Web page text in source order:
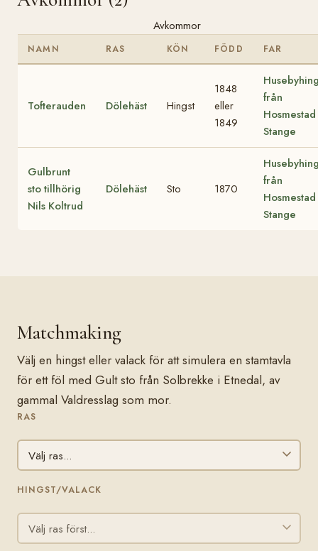
Avkommor
NAMN RAS KÖN FÖDD FAR
Tofterauden Dölehäst Hingst
1848
eller
1849
från
Stange
Gulbrunt
sto tillhörig
Nils Koltrud
Dölehäst Sto 1870
från
Stange
Matchmaking
Välj en hingst eller valack för att simulera en stamtavla
för ett föl med Gult sto från Solbrekke i Etnedal, av
gammal Valdresslag som mor.
RAS
HINGST/VALACK